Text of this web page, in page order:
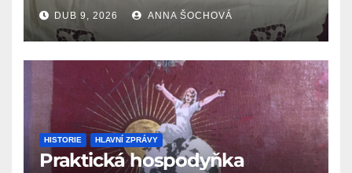
DUB 9, 2026 ANNA ŠOCHOVÁ
HISTORIE HLAVNÍ ZPRÁVY
Praktická hospodyňka